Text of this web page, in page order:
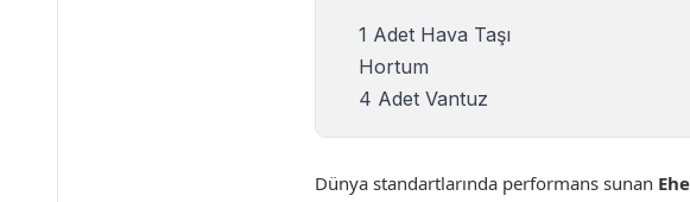
1 Adet Hava Taşı
Hortum
4 Adet Vantuz
Dünya standartlarında performans sunan